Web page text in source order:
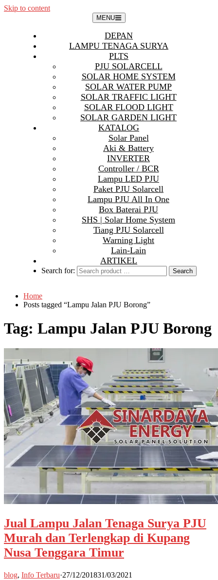
Skip to content
MENU
DEPAN
LAMPU TENAGA SURYA
PLTS
PJU SOLARCELL
SOLAR HOME SYSTEM
SOLAR WATER PUMP
SOLAR TRAFFIC LIGHT
SOLAR FLOOD LIGHT
SOLAR GARDEN LIGHT
KATALOG
Solar Panel
Aki & Battery
INVERTER
Controller / BCR
Lampu LED PJU
Paket PJU Solarcell
Lampu PJU All In One
Box Baterai PJU
SHS | Solar Home System
Tiang PJU Solarcell
Warning Light
Lain-Lain
ARTIKEL
Search for:
Home
Posts tagged “Lampu Jalan PJU Borong”
Tag: Lampu Jalan PJU Borong
Jual Lampu Jalan Tenaga Surya PJU
Murah dan Terlengkap di Kupang
Nusa Tenggara Timur
blog, Info Terbaru·27/12/201831/03/2021